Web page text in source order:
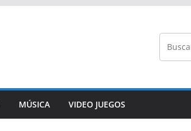
MÚSICA VIDEO JUEGOS